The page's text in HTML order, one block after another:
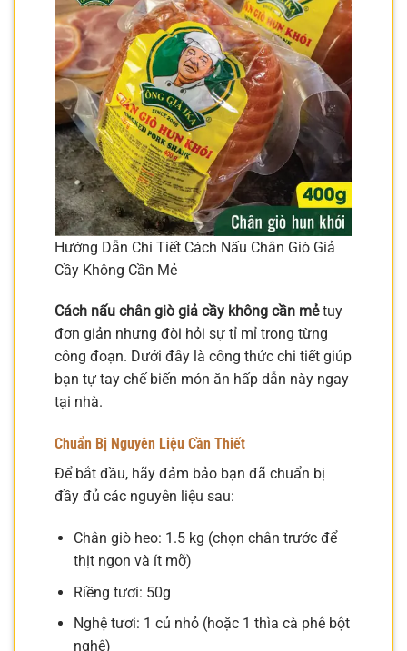
Hướng Dẫn Chi Tiết Cách Nấu Chân Giò Giả
Cầy Không Cần Mẻ
Cách nấu chân giò giả cầy không cần mẻtuy
đơn giản nhưng đòi hỏi sự tỉ mỉ trong từng
công đoạn. Dưới đây là công thức chi tiết giúp
bạn tự tay chế biến món ăn hấp dẫn này ngay
tại nhà.
Chuẩn Bị Nguyên Liệu Cần Thiết
Để bắt đầu, hãy đảm bảo bạn đã chuẩn bị
đầy đủ các nguyên liệu sau:
Chân giò heo: 1.5 kg (chọn chân trước để
thịt ngon và ít mỡ)
Riềng tươi: 50g
Nghệ tươi: 1 củ nhỏ (hoặc 1 thìa cà phê bột
nghệ)